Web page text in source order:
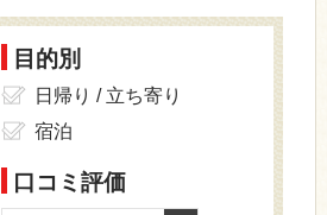
目的別
日帰り / 立ち寄り
宿泊
口コミ評価